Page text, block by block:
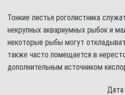
Тонкие листья роголистника
некрупных аквариумных рыбок и
некоторые рыбы могут
также часто помещается в
дополнительным источником
Дата